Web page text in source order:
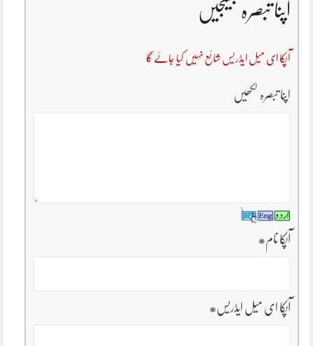
اپنا تبصرہ بھیجیں
آپکا ای میل ایڈریس شائع نہیں کیا جائے گا
اپنا تبصرہ لکھیں
آپکا نام*
آپکا ای میل ایڈریس*